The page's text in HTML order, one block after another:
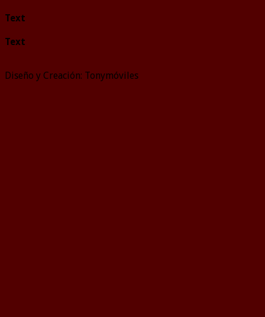
Text
Text
Diseño y Creación: Tonymóviles